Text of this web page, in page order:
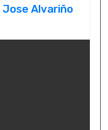
Alvariño